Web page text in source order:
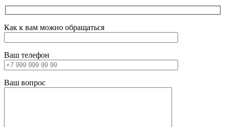
Как к вам можно обращаться
Ваш телефон
Ваш вопрос